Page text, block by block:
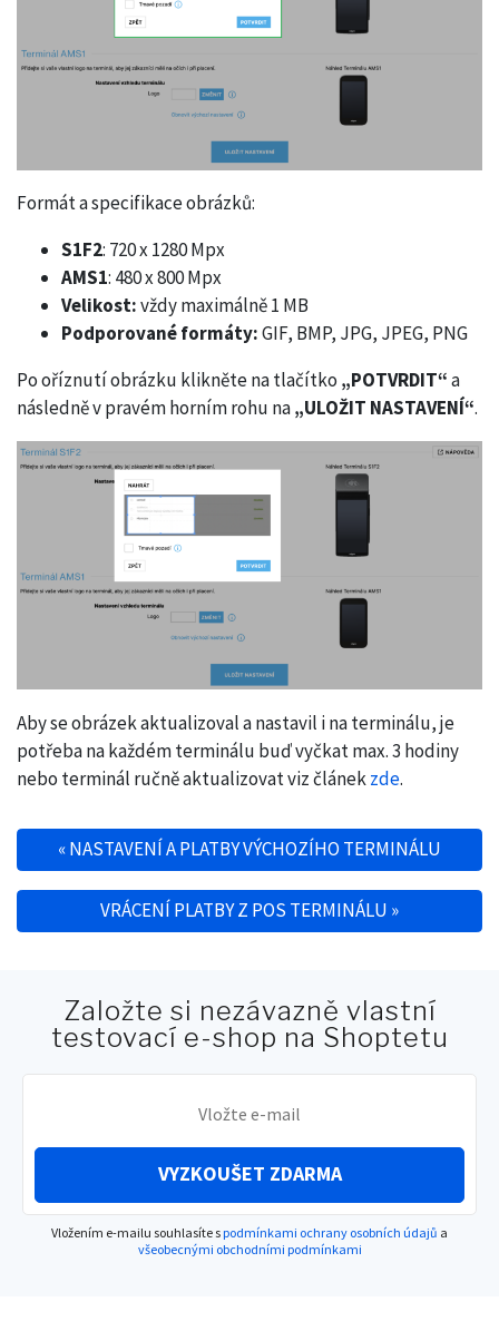
Formát a specifikace obrázků:
S1F2: 720 x 1280 Mpx
AMS1: 480 x 800 Mpx
Velikost:vždy maximálně 1 MB
Podporované formáty:GIF, BMP, JPG, JPEG, PNG
Po oříznutí obrázku klikněte na tlačítko „POTVRDIT“a
následně v pravém horním rohu na„ULOŽIT NASTAVENÍ“.
Aby se obrázek aktualizoval a nastavil i na terminálu, je
potřeba na každém terminálu buď vyčkat max. 3 hodiny
nebo terminál ručně aktualizovat viz článekzde.
Navigace pro příspěvek
«NASTAVENÍ A PLATBY VÝCHOZÍHO TERMINÁLU
VRÁCENÍ PLATBY Z POS TERMINÁLU »
Založte si nezávazně vlastní
testovací e-shop na Shoptetu
VYZKOUŠET ZDARMA
Vložením e-mailu souhlasíte spodmínkami ochrany osobních údajů a
všeobecnými obchodními podmínkami